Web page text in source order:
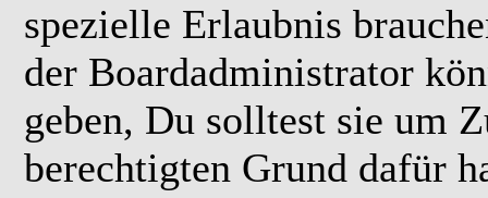
spezielle Erlaubnis
der Boardadministrator
geben, Du solltest sie um
berechtigten Grund dafür